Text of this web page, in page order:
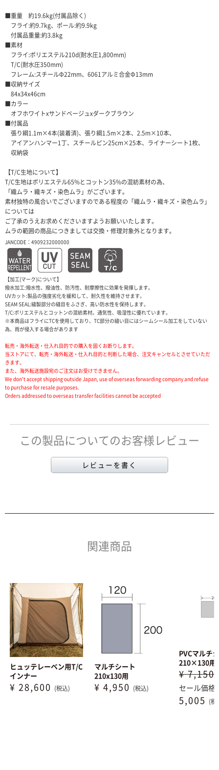
■重量 約19.6kg(付属品除く)
フライ:約9.7kg、ポール:約9.9kg
付属品重量:約3.8kg
■素材
フライ:ポリエステル210d(耐水圧1,800mm)
T/C(耐水圧350mm)
フレーム:スチールΦ22mm、6061アルミ合金Φ13mm
■収納サイズ
84x34x46cm
■カラー
オフホワイトxサンドベージュxダークブラウン
■付属品
張り綱1.1m×4本(装着済)、張り綱1.5m×2本、2.5m×10本、
アイアンハンマー1丁、スチールピン25cm×25本、ライナーシート1枚、
収納袋
【T/C生地について】
T/C生地はポリエステル65%とコットン35%の混紡素材の為、
「織ムラ・織キズ・染色ムラ」がございます。
素材独特の風合いでございますのである程度の「織ムラ・織キズ・染色ムラ」
については
ご了承のうえお求めくださいますようお願いいたします。
ムラの範囲の商品につきましては交換・修理対象外となります。
JANCODE：4909232000000
【加工(マーク)について】
撥水加工:撥水性、撥油性、防汚性、耐摩擦性に効果を発揮します。
UVカット:製品の強度劣化を緩和して、耐久性を維持させます。
SEAM SEAL:縫製部分の縫目をふさぎ、高い防水性を保持します。
T/C:ポリエステルとコットンの混紡素材。通気性、吸湿性に優れています。
※本商品はフライにTCを使用しており、TC部分の縫い目にはシームシール加工をしていない
為、雨が侵入する場合があります
転売・海外転送・仕入れ目的での購入を固くお断りします。
当ストアにて、転売・海外転送・仕入れ目的と判断した場合、注文キャンセルとさせていただ
きます。
また、海外転送施設宛のご注文はお受けできません。
We don't accept shipping outside Japan, use of overseas forwarding company and refuse
to purchase for resale purposes.
Orders addressed to overseas transfer facilities cannot be accepted
この製品についてのお客様レビュー
レビューを書く
関連商品
ヒュッテレーベン用T/C
インナー
¥ 28,600 (税込)
マルチシート
210x130用
¥ 4,950 (税込)
PVCマル
210×130用
¥ 7,150
セール価格
5,005 (税